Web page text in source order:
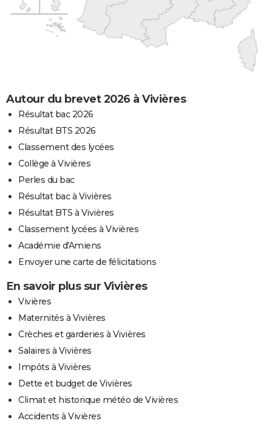
Autour du brevet 2026 à Vivières
Résultat bac 2026
Résultat BTS 2026
Classement des lycées
Collège à Vivières
Perles du bac
Résultat bac à Vivières
Résultat BTS à Vivières
Classement lycées à Vivières
Académie d'Amiens
Envoyer une carte de félicitations
En savoir plus sur Vivières
Vivières
Maternités à Vivières
Crèches et garderies à Vivières
Salaires à Vivières
Impôts à Vivières
Dette et budget de Vivières
Climat et historique météo de Vivières
Accidents à Vivières